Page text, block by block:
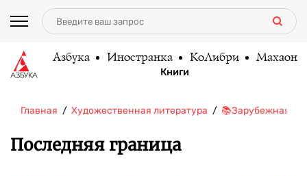
Азбука Иностранка КоЛибри Махаон
Книги
Главная Художественная литература 📚Зарубежная
Последняя граница